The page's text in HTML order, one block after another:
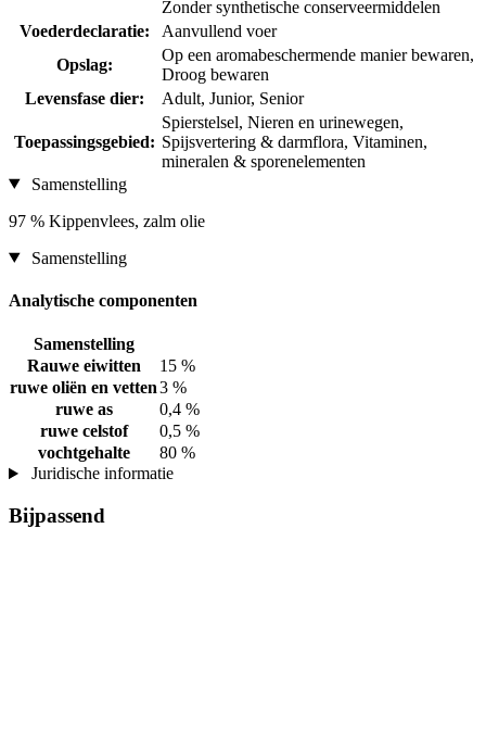
Zonder synthetische conserveermiddelen
Voederdeclaratie:
Aanvullend voer
Opslag:
Op een aromabeschermende manier bewaren,
Droog bewaren
Levensfase dier:
Adult, Junior, Senior
Toepassingsgebied:
Spierstelsel, Nieren en urinewegen,
Spijsvertering & darmflora, Vitaminen,
mineralen & sporenelementen
Samenstelling
97 % Kippenvlees, zalm olie
Samenstelling
Analytische componenten
Samenstelling
Rauwe eiwitten
15 %
ruwe oliën en vetten3 %
ruwe as
0,4 %
ruwe celstof
0,5 %
vochtgehalte
80 %
Juridische informatie
Bijpassend